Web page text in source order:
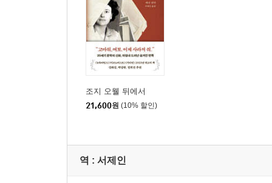
조지 오웰 뒤에서
21,600원 (10% 할인)
역 : 서제인